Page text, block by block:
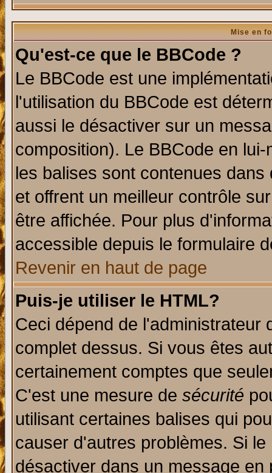
Mise en
Qu'est-ce que le BBCode ?
Le BBCode est une
l'utilisation du BBCode est
aussi le désactiver sur un
composition). Le BBCode en
les balises sont contenues
et offrent un meilleur contrôle
être affichée. Pour plus
accessible depuis le formulaire
Revenir en haut de page
Puis-je utiliser le HTML?
Ceci dépend de l'administrateur
complet dessus. Si vous êtes
certainement comptes que
C'est une mesure de sécurité
utilisant certaines balises qui
causer d'autres problèmes. Si
désactiver dans un message